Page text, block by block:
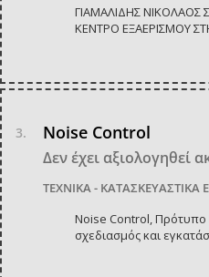
ΓΙΑΜΑΛΙΔΗΣ ΝΙΚΟΛΑΟΣ
ΚΕΝΤΡΟ ΕΞΑΕΡΙΣΜΟΥ
Noise Control
Δεν έχει αξιολογηθεί
ΤΕΧΝΙΚΑ - ΚΑΤΑΣΚΕΥΑΣΤΙΚΑ
Noise Control,
σχεδιασμός και